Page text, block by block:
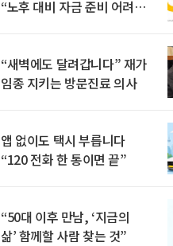
“노후 대비 자금 준비 어려
“새벽에도 달려갑니다” 재가
임종 지키는 방문진료 의사
앱 없이도 택시 부릅니다
“120 전화 한 통이면 끝”
“50대 이후 만남, ‘지금의
삶’ 함께할 사람 찾는 것”